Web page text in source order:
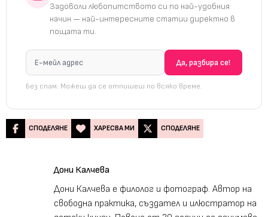
Задоволи любопитството си по най-удобния
начин — най-интересните статии директно в
пощата ти.
Без спам. Можеш да се отпишеш по всяко време.
СПОДЕЛЯНЕ ХАРЕСВА МИ СПОДЕЛЯНЕ
Дони Калчева
Дони Калчева е филолог и фотограф. Автор на
свободна практика, създател и илюстратор на